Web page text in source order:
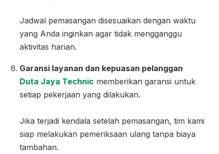
Jadwal pemasangan disesuaikan dengan waktu
yang Anda inginkan agar tidak mengganggu
aktivitas harian.
Garansi layanan dan kepuasan pelanggan
Duta Jaya Technic memberikan garansi untuk
setiap pekerjaan yang dilakukan.
Jika terjadi kendala setelah pemasangan, tim kami
siap melakukan pemeriksaan ulang tanpa biaya
tambahan.